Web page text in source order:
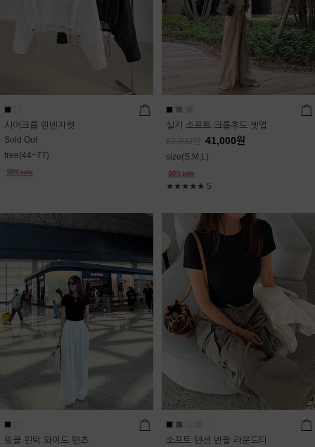
시어크롭 린넨자켓
Sold Out
free(44~77)
실키 소프트 크롭후드 셋업
82,000 41,000원
size(S,M,L)
★★★★★ 5
링클 핀턱 와이드 팬츠 소프트 텐션 반팔 라운드티